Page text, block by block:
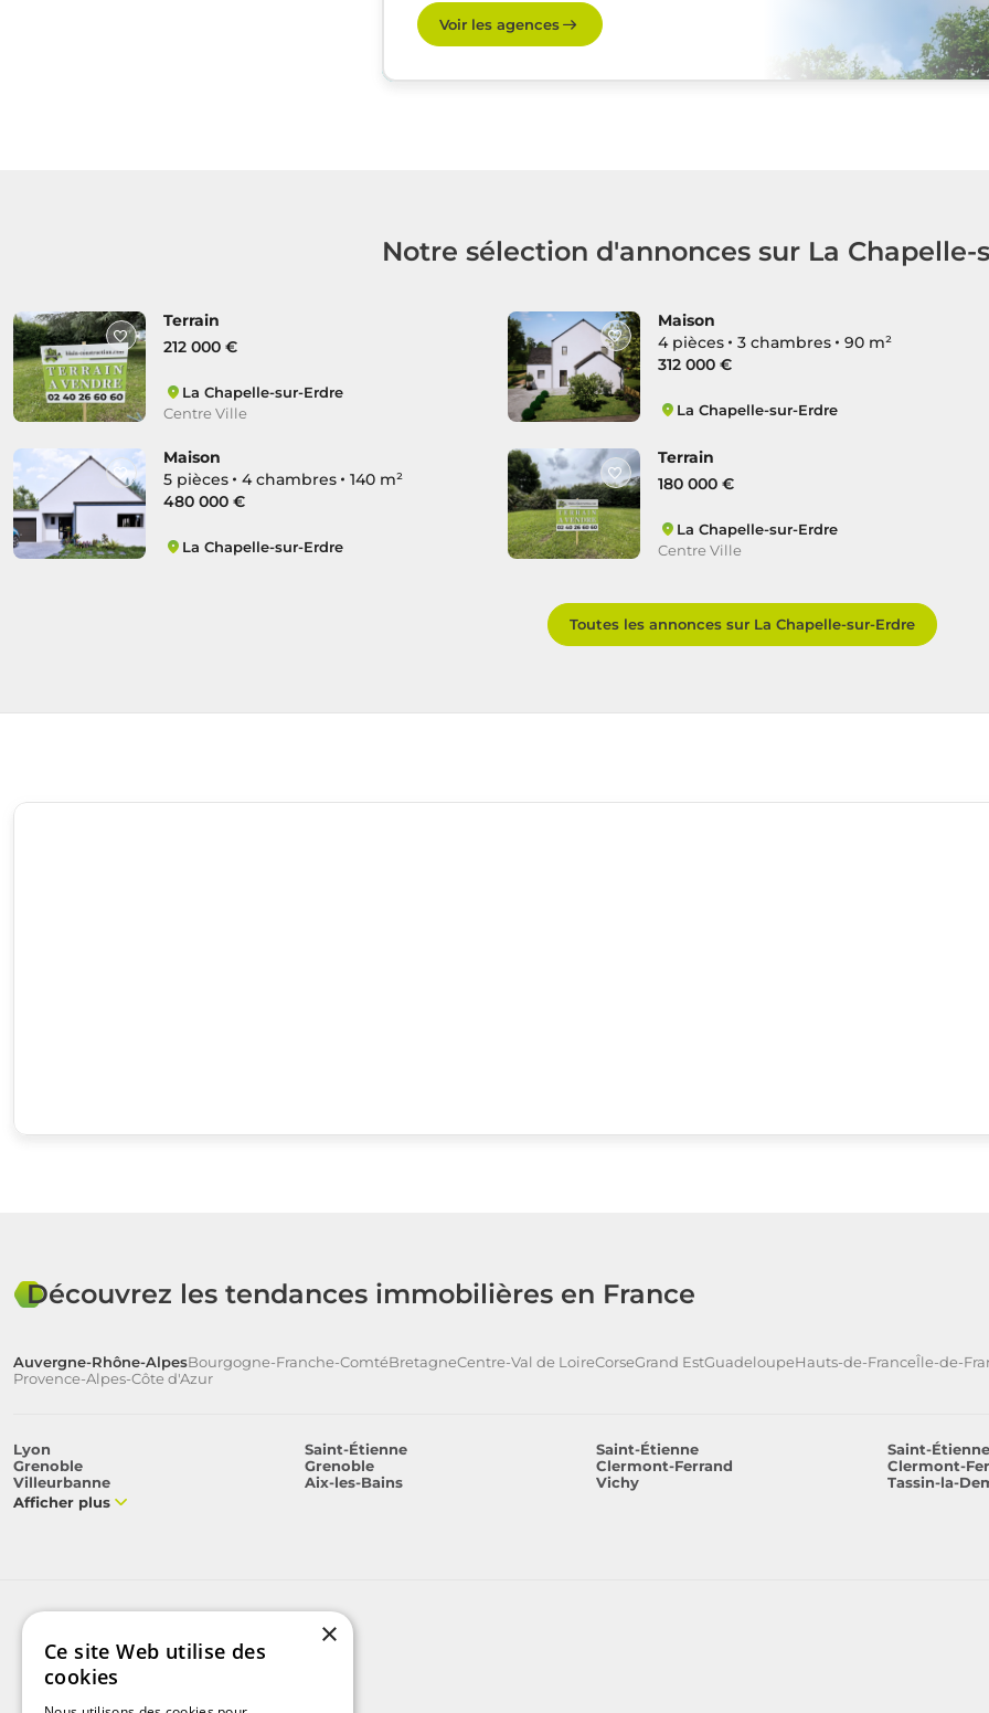
Voir les agences
Notre sélection d'annonces sur La Chapelle-
Terrain
212 000 €
La Chapelle-sur-Erdre
Centre Ville
Maison
4 pièces
3 chambres
90 m²
312 000 €
La Chapelle-sur-Erdre
Maison
5 pièces
4 chambres
140 m²
480 000 €
La Chapelle-sur-Erdre
Terrain
180 000 €
La Chapelle-sur-Erdre
Centre Ville
Toutes les annonces sur La Chapelle-sur-Erdre
Découvrez les tendances immobilières en France
Auvergne-Rhône-AlpesBourgogne-Franche-ComtéBretagneCentre-Val de LoireCorseGrand EstGuadeloupeHauts-de-FranceÎle-de-
Provence-Alpes-Côte d'Azur
Lyon Saint-Étienne Saint-Étienne
Saint-
Grenoble
Grenoble Clermont-Ferrand
Clermont-
Villeurbanne
Aix-les-Bains Vichy
Tassin-la-
Afficher plus
×
Ce site Web utilise des
cookies